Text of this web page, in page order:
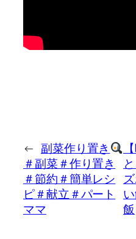
← 副菜作り置き
＃副菜＃作り置き
＃節約＃簡単レシ
ピ＃献立＃パート
ママ
飯